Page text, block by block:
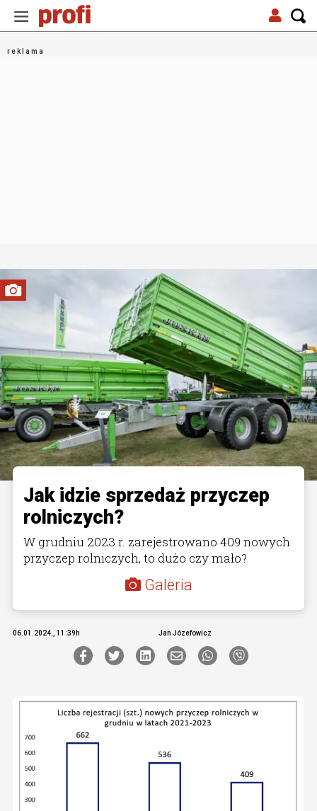
Jak idzie sprzedaż przyczep
rolniczych?
W grudniu 2023 r. zarejestrowano 409 nowych
przyczep rolniczych, to dużo czy mało?
Galeria
06.01.2024., 11:39h Jan Józefowicz